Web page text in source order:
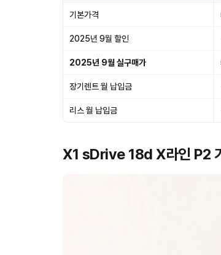
기본가격
2025년 9월 할인
2025년 9월 실구매가
장기렌트 월 납입금
리스 월 납입금
X1 sDrive 18d X라인 P2